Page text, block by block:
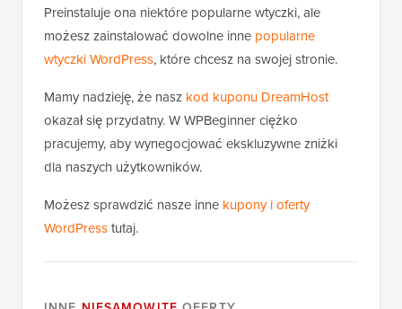
Preinstaluje ona niektóre popularne wtyczki, ale
możesz zainstalować dowolne inne popularne
wtyczki WordPress, które chcesz na swojej stronie.
Mamy nadzieję, że nasz kod kuponu DreamHost
okazał się przydatny. W WPBeginner ciężko
pracujemy, aby wynegocjować ekskluzywne zniżki
dla naszych użytkowników.
Możesz sprawdzić nasze inne kupony i oferty
WordPresstutaj.